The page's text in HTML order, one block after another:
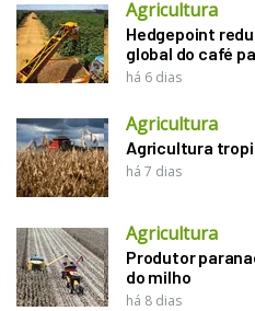
Agricultura
Hedgepoint
global do café
há 6 dias
Agricultura
Agricultura
há 7 dias
Agricultura
Produtor
do milho
há 8 dias